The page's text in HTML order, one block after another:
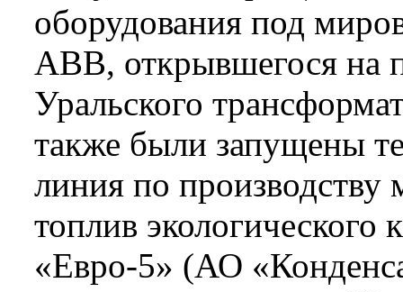
оборудования под
ABB, открывшегося на
Уральского
также были запущены
линия по производству
топлив экологического
«Евро­-5» (АО